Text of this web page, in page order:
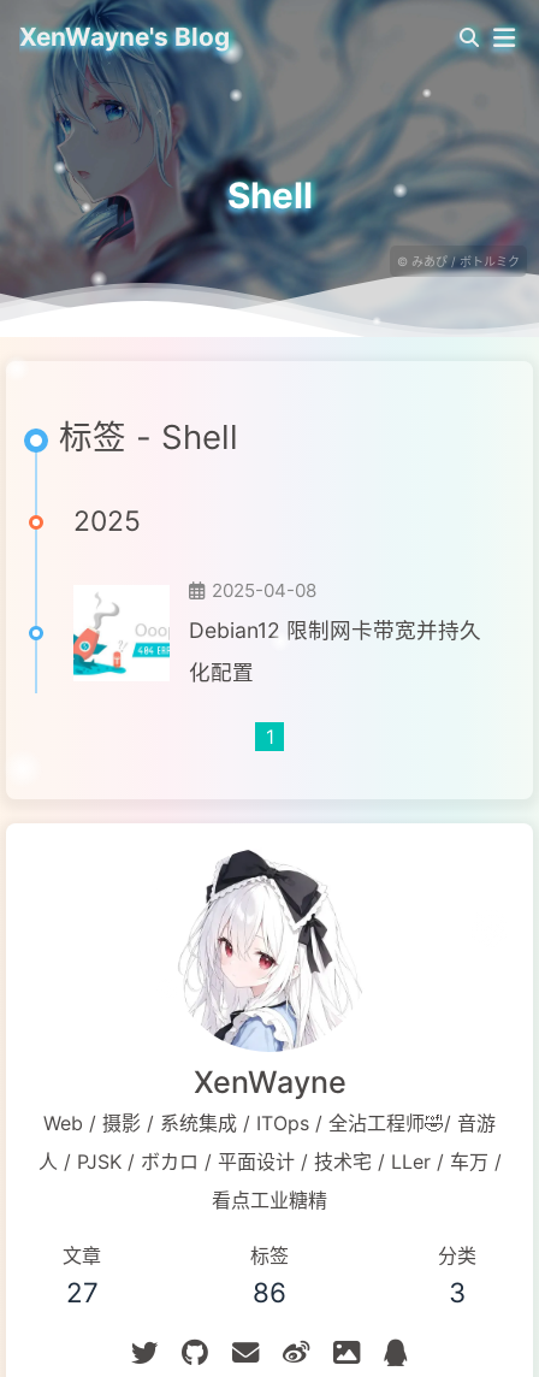
XenWayne's Blog
Shell
© みあぴ / ボトルミク
标签 - Shell
2025
2025-04-08
Debian12 限制网卡带宽并持久
化配置
1
XenWayne
Web / 摄影 / 系统集成 / ITOps / 全沾工程师🤣/ 音游
人 / PJSK / ボカロ / 平面设计 / 技术宅 / LLer / 车万 /
看点工业糖精
文章
27
标签
86
分类
3